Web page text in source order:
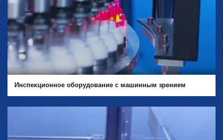
Инспекционное оборудование с машинным зрением